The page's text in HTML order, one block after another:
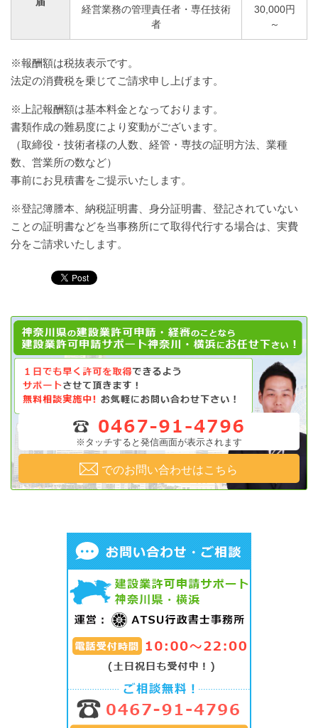
経営業務の管理責任者・専任技術
者
30,000円
～
※報酬額は税抜表示です。
法定の消費税を乗じてご請求申し上げます。
※上記報酬額は基本料金となっております。
書類作成の難易度により変動がございます。
（取締役・技術者様の人数、経管・専技の証明方法、業種
数、営業所の数など）
事前にお見積書をご提示いたします。
※登記簿謄本、納税証明書、身分証明書、登記されていない
ことの証明書などを当事務所にて取得代行する場合は、実費
分をご請求いたします。
※タッチすると発信画面が表示されます
でのお問い合わせはこちら